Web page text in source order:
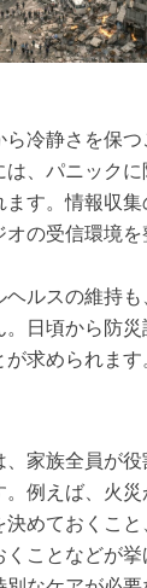
冷静さを保
、パニック
す。情報収
の受信環境
ルスの維持
日頃から防
求められます。
家族全員が
例えば、火
めておくこ
ことなどが挙